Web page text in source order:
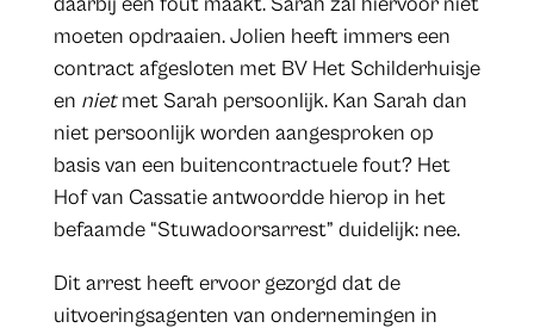
moeten opdraaien. Jolien heeft immers een
contract afgesloten met BV Het Schilderhuisje
en nietmet Sarah persoonlijk. Kan Sarah dan
niet persoonlijk worden aangesproken op
basis van een buitencontractuele fout? Het
Hof van Cassatie antwoordde hierop in het
befaamde “Stuwadoorsarrest” duidelijk: nee.
Dit arrest heeft ervoor gezorgd dat de
uitvoeringsagenten van ondernemingen in